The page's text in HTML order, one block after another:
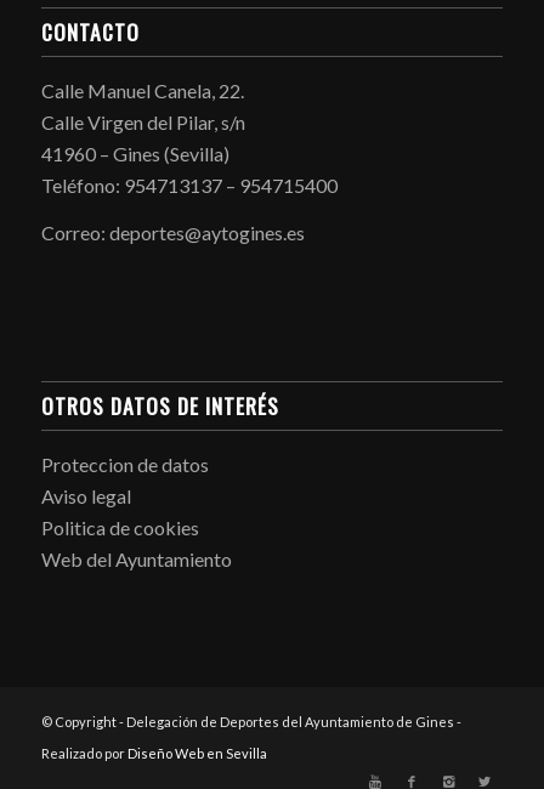
CONTACTO
Calle Manuel Canela, 22.
Calle Virgen del Pilar, s/n
41960 – Gines (Sevilla)
Teléfono: 954713137 – 954715400
Correo: deportes@aytogines.es
OTROS DATOS DE INTERÉS
Proteccion de datos
Aviso legal
Politica de cookies
Web del Ayuntamiento
© Copyright - Delegación de Deportes del Ayuntamiento de Gines -
Realizado por Diseño Web en Sevilla